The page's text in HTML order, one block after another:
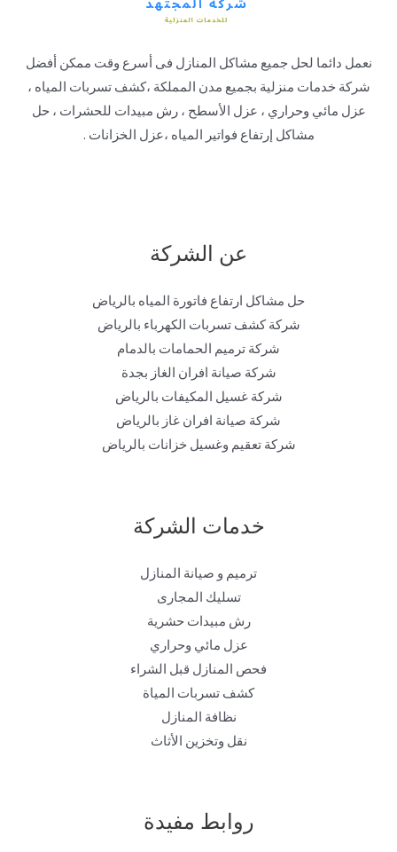
نعمل دائما لحل جميع مشاكل المنازل فى أسرع وقت ممكن أفضل
شركة خدمات منزلية بجميع مدن المملكة ،كشف تسربات المياه ،
عزل مائي وحراري ، عزل الأسطح ، رش مبيدات للحشرات ، حل
مشاكل إرتفاع فواتير المياه ،عزل الخزانات .
عن الشركة
حل مشاكل ارتفاع فاتورة المياه بالرياض
شركة كشف تسربات الكهرباء بالرياض
شركة ترميم الحمامات بالدمام
شركة صيانة افران الغاز بجدة
شركة غسيل المكيفات بالرياض
شركة صيانة افران غاز بالرياض
شركة تعقيم وغسيل خزانات بالرياض
خدمات الشركة
ترميم و صيانة المنازل
تسليك المجارى
رش مبيدات حشرية
عزل مائي وحراري
فحص المنازل قبل الشراء
كشف تسربات المياة
نظافة المنازل
نقل وتخزين الأثاث
روابط مفيدة